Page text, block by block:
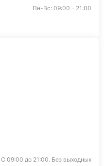
Пн-Вс: 09:00 - 21:00
С 09:00 до 21:00. Без выходных